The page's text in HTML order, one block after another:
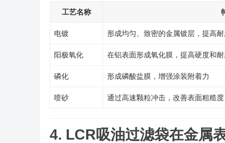
工艺名称
电镀 形成均匀、致密的金属镀层，提高
阳极氧化 在铝表面形成氧化膜，提高硬度和
磷化 形成磷酸盐膜，增强涂装附着力
喷砂 通过高速颗粒冲击，改善表面粗糙度
4. LCR吸油过滤袋在金属